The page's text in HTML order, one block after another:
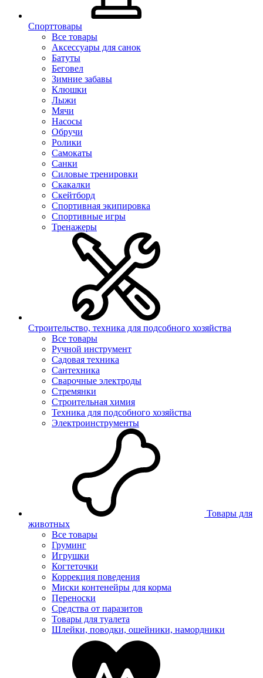
Спорттовары
Все товары
Аксессуары для санок
Батуты
Беговел
Зимние забавы
Клюшки
Лыжи
Мячи
Насосы
Обручи
Ролики
Самокаты
Санки
Силовые тренировки
Скакалки
Скейтборд
Спортивная экипировка
Спортивные игры
Тренажеры
Строительство, техника для подсобного хозяйства
Все товары
Ручной инструмент
Садовая техника
Сантехника
Сварочные электроды
Стремянки
Строительная химия
Техника для подсобного хозяйства
Электроинструменты
Товары для
животных
Все товары
Груминг
Игрушки
Когтеточки
Коррекция поведения
Миски контенейры для корма
Переноски
Средства от паразитов
Товары для туалета
Шлейки, поводки, ошейники, намордники